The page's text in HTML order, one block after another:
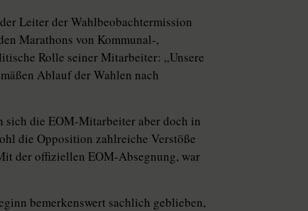
Leiter der Wahlbeobachtermission
Marathons von Kommunal-,
Rolle seiner Mitarbeiter: „Unsere
Ablauf der Wahlen nach
sich die EOM-Mitarbeiter aber doch in
die Opposition zahlreiche Verstöße
der offiziellen EOM-Absegnung, war
bemerkenswert sachlich geblieben,